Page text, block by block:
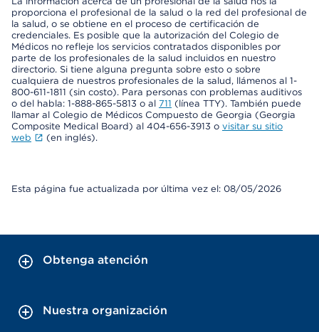
proporciona el profesional de la salud o la red del profesional de
la salud, o se obtiene en el proceso de certificación de
credenciales. Es posible que la autorización del Colegio de
Médicos no refleje los servicios contratados disponibles por
parte de los profesionales de la salud incluidos en nuestro
directorio. Si tiene alguna pregunta sobre esto o sobre
cualquiera de nuestros profesionales de la salud, llámenos al 1-
800-611-1811 (sin costo). Para personas con problemas auditivos
o del habla: 1-888-865-5813 o al 711 (línea TTY). También puede
llamar al Colegio de Médicos Compuesto de Georgia (Georgia
Composite Medical Board) al 404-656-3913 o visitar su sitio
web
(en inglés).
Esta página fue actualizada por última vez el: 08/05/2026
Obtenga atención
Nuestra organización